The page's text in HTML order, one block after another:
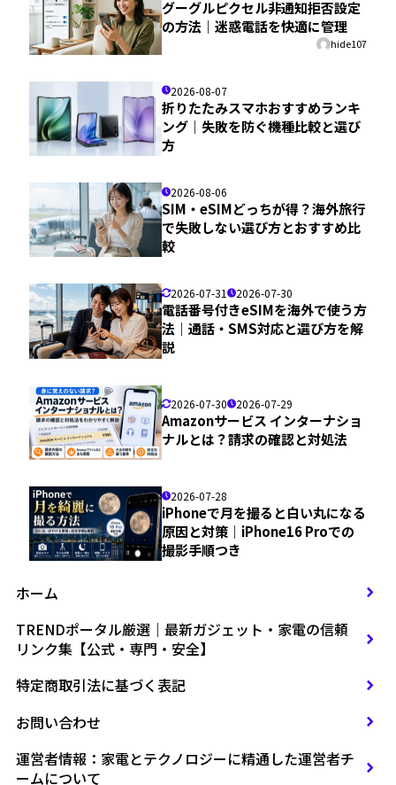
グーグルピクセル非通知拒否設定
の方法｜迷惑電話を快適に管理
hide107
2026-08-07
折りたたみスマホおすすめランキ
ング｜失敗を防ぐ機種比較と選び
方
2026-08-06
SIM・eSIMどっちが得？海外旅行
で失敗しない選び方とおすすめ比
較
2026-07-31 2026-07-30
電話番号付きeSIMを海外で使う方
法｜通話・SMS対応と選び方を解
説
2026-07-30 2026-07-29
Amazonサービス インターナショ
ナルとは？請求の確認と対処法
2026-07-28
iPhoneで月を撮ると白い丸になる
原因と対策｜iPhone16 Proでの
撮影手順つき
ホーム
TRENDポータル厳選｜最新ガジェット・家電の信頼
リンク集【公式・専門・安全】
特定商取引法に基づく表記
お問い合わせ
運営者情報：家電とテクノロジーに精通した運営者チ
ームについて